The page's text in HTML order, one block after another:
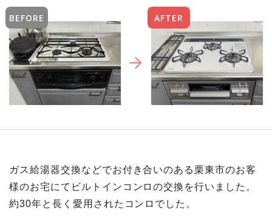
BEFORE AFTER
ガス給湯器交換などでお付き合いのある栗東市のお客
様のお宅にてビルトインコンロの交換を行いました。
約30年と長く愛用されたコンロでした。